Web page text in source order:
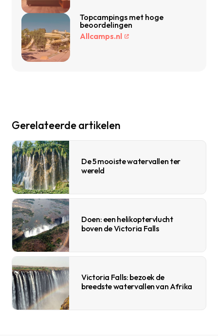
Topcampings met hoge
beoordelingen
Allcamps.nl
Gerelateerde artikelen
De 5 mooiste watervallen ter
wereld
Doen: een helikoptervlucht
boven de Victoria Falls
Victoria Falls: bezoek de
breedste watervallen van Afrika